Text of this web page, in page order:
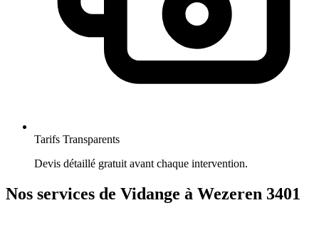
Tarifs Transparents
Devis détaillé gratuit avant chaque intervention.
Nos services de Vidange à Wezeren 3401